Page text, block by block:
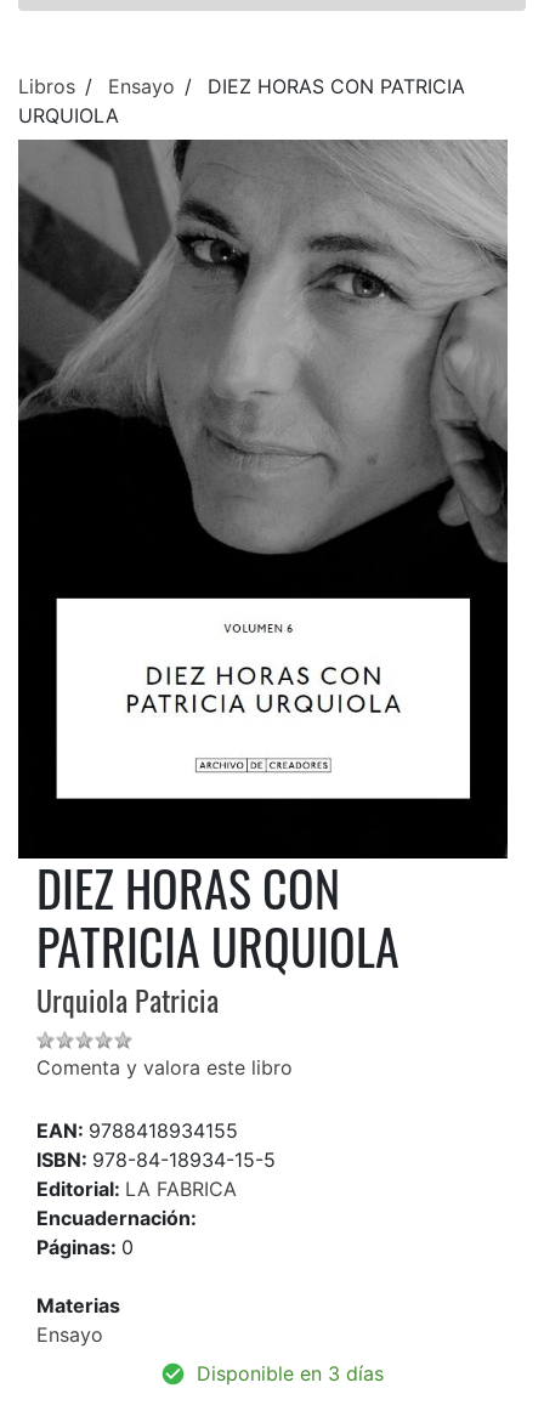
Libros Ensayo
DIEZ HORAS CON PATRICIA
URQUIOLA
DIEZ HORAS CON
PATRICIA URQUIOLA
Urquiola Patricia
Comenta y valora este libro
EAN: 9788418934155
ISBN: 978-84-18934-15-5
Editorial: LA FABRICA
Encuadernación:
Páginas: 0
Materias
Ensayo
Disponible en 3 días